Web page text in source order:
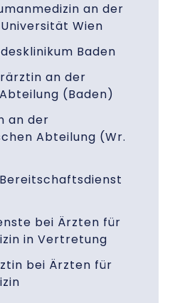
an der
Wien
Baden
an der
(Baden)
an der
Abteilung (Wr.
bei Ärzten für
in Vertretung
bei Ärzten für